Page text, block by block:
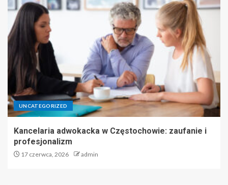
UNCATEGORIZED
Kancelaria adwokacka w Częstochowie: zaufanie i
profesjonalizm
17 czerwca, 2026 admin